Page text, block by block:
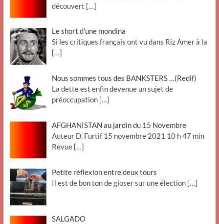
découvert […]
Le short d’une mondina
Si les critiques français ont vu dans Riz Amer à la
[…]
Nous sommes tous des BANKSTERS …(Redif)
La dette est enfin devenue un sujet de
préoccupation […]
AFGHANISTAN au jardin du 15 Novembre
Auteur D. Furtif 15 novembre 2021 10 h 47 min
Revue […]
Petite réflexion entre deux tours
Il est de bon ton de gloser sur une élection […]
SALGADO